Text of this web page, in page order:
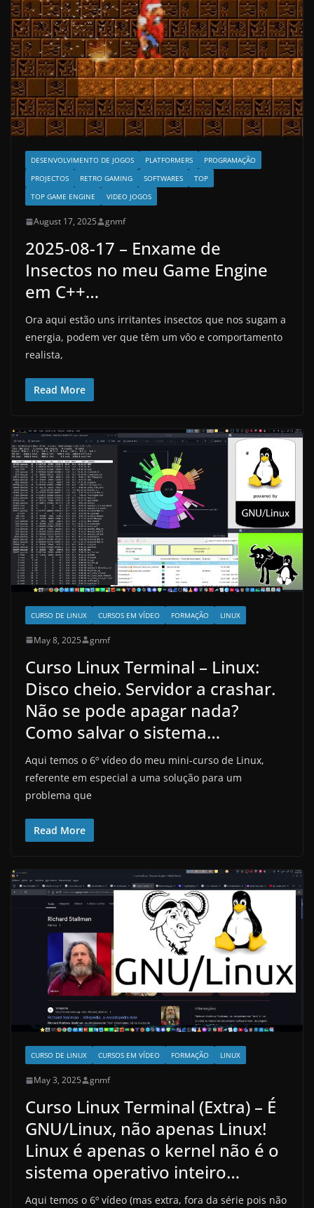
DESENVOLVIMENTO DE JOGOS PLATFORMERS
PROGRAMAÇÃO
PROJECTOS
RETRO GAMING SOFTWARES
TOP
TOP GAME ENGINE
VIDEO JOGOS
August 17, 2025 gnmf
2025-08-17 – Enxame de
Insectos no meu Game Engine
em C++…
Ora aqui estão uns irritantes insectos que nos sugam a
energia, podem ver que têm um vôo e comportamento
realista,
Read More
CURSO DE LINUX CURSOS EM VÍDEO FORMAÇÃO LINUX
May 8, 2025 gnmf
Curso Linux Terminal – Linux:
Disco cheio. Servidor a crashar.
Não se pode apagar nada?
Como salvar o sistema…
Aqui temos o 6º vídeo do meu mini-curso de Linux,
referente em especial a uma solução para um
problema que
Read More
CURSO DE LINUX CURSOS EM VÍDEO FORMAÇÃO LINUX
May 3, 2025 gnmf
Curso Linux Terminal (Extra) – É
GNU/Linux, não apenas Linux!
Linux é apenas o kernel não é o
sistema operativo inteiro…
Aqui temos o 6º vídeo (mas extra, fora da série pois não